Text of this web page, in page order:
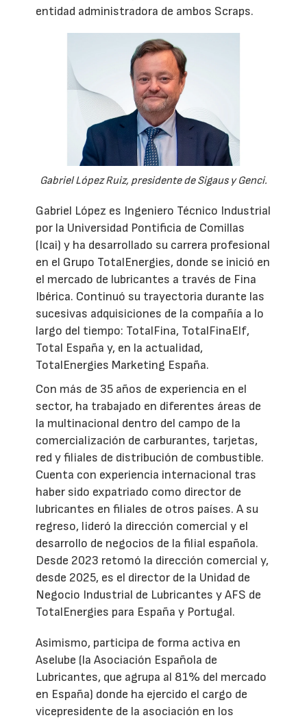
entidad administradora de ambos Scraps.
Gabriel López Ruiz, presidente de Sigaus y Genci.
Gabriel López es Ingeniero Técnico Industrial
por la Universidad Pontificia de Comillas
(Icai) y ha desarrollado su carrera profesional
en el Grupo TotalEnergies, donde se inició en
el mercado de lubricantes a través de Fina
Ibérica. Continuó su trayectoria durante las
sucesivas adquisiciones de la compañía a lo
largo del tiempo: TotalFina, TotalFinaElf,
Total España y, en la actualidad,
TotalEnergies Marketing España.
Con más de 35 años de experiencia en el
sector, ha trabajado en diferentes áreas de
la multinacional dentro del campo de la
comercialización de carburantes, tarjetas,
red y filiales de distribución de combustible.
Cuenta con experiencia internacional tras
haber sido expatriado como director de
lubricantes en filiales de otros países. A su
regreso, lideró la dirección comercial y el
desarrollo de negocios de la filial española.
Desde 2023 retomó la dirección comercial y,
desde 2025, es el director de la Unidad de
Negocio Industrial de Lubricantes y AFS de
TotalEnergies para España y Portugal.
Asimismo, participa de forma activa en
Aselube (la Asociación Española de
Lubricantes, que agrupa al 81% del mercado
en España) donde ha ejercido el cargo de
vicepresidente de la asociación en los